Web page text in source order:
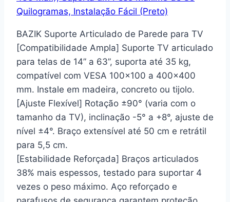
BAZIK Suporte Articulado de Parede para TV
[Compatibilidade Ampla] Suporte TV articulado
para telas de 14” a 63”, suporta até 35 kg,
compatível com VESA 100×100 a 400×400
mm. Instale em madeira, concreto ou tijolo.
[Ajuste Flexível] Rotação ±90° (varia com o
tamanho da TV), inclinação -5° a +8°, ajuste de
nível ±4°. Braço extensível até 50 cm e retrátil
para 5,5 cm.
[Estabilidade Reforçada] Braços articulados
38% mais espessos, testado para suportar 4
vezes o peso máximo. Aço reforçado e